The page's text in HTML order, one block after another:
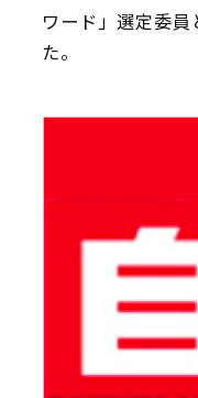
ワード」選定委
た。